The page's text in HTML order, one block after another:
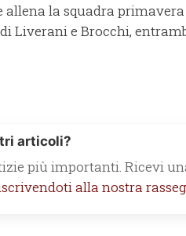
allena la squadra
Liverani e Brocchi,
articoli?
più importanti. Ricevi
alla nostra